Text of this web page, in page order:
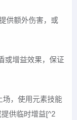
供额外伤害，或
或增益效果，保证
场，使用元素技能
供临时增益[^2